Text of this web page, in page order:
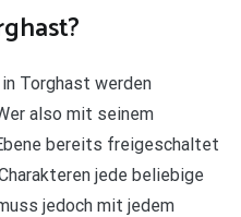
Torghast werden
also mit seinem
bereits freigeschaltet
jede beliebige
jedoch mit jedem